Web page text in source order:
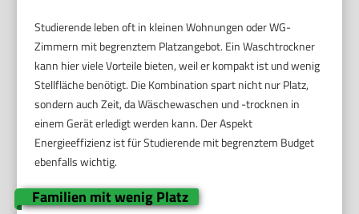
Studierende leben oft in kleinen Wohnungen oder WG-
Zimmern mit begrenztem Platzangebot. Ein Waschtrockner
kann hier viele Vorteile bieten, weil er kompakt ist und wenig
Stellfläche benötigt. Die Kombination spart nicht nur Platz,
sondern auch Zeit, da Wäschewaschen und -trocknen in
einem Gerät erledigt werden kann. Der Aspekt
Energieeffizienz ist für Studierende mit begrenztem Budget
ebenfalls wichtig.
Familien mit wenig Platz